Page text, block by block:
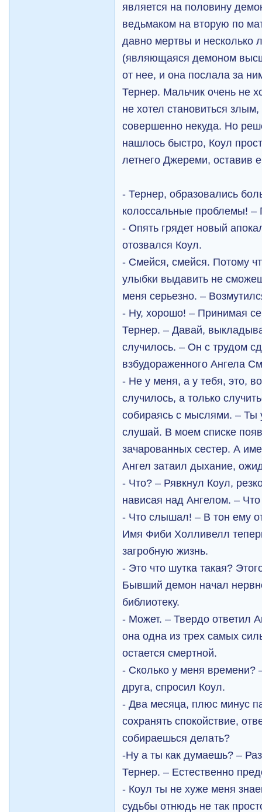
является на половину
ведьмаком на вторую по
давно мертвы и несколько
(являющаяся демоном
от нее, и она послала за
Тернер. Мальчик очень не
не хотел становиться
совершенно некуда. Но
нашлось быстро, Коул
летнего Джереми, оставив
- Тернер, образовались
колоссальные проблемы! –
- Опять грядет новый
отозвался Коул.
- Смейся, смейся. Потому
улыбки выдавить не
меня серьезно. –
- Ну, хорошо! – Принимая
Тернер. – Давай,
случилось. – Он с трудом
взбудораженного Ангела
- Не у меня, а у тебя, это,
случилось, а только
собираясь с мыслями. – Ты
слушай. В моем списке
зачарованных сестер. А
Ангел затаил дыхание,
- Что? – Рявкнул Коул,
нависая над Ангелом. –
- Что слышал! – В тон ему
Имя Фиби Холливелл
загробную жизнь.
- Это что шутка такая?
Бывший демон начал
библиотеку.
- Может. – Твердо ответил
она одна из трех самых
остается смертной.
- Сколько у меня времени?
друга, спросил Коул.
- Два месяца, плюс минус
сохранять спокойствие,
собираешься делать?
-Ну а ты как думаешь? –
Тернер. – Естественно
- Коул ты не хуже меня
судьбы отнюдь не так